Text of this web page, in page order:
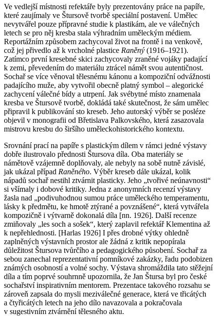
Ve vedlejší místnosti refektáře byly prezentovány práce na papíře,
které zaujímaly ve Štursově tvorbě speciální postavení. Umělec
nevytvářel pouze přípravné studie k plastikám, ale ve válečných
letech se pro něj kresba stala výhradním uměleckým médiem.
Reportážním způsobem zachycoval život na frontě i na venkově,
což jej přivedlo až k vrcholné plastice Raněný (1916–1921).
Zatímco první kresebné skici zachycovaly zraněné vojáky padající
k zemi, převedením do materiálu ztrácel námět svou autentičnost.
Sochař se více věnoval tělesnému kánonu a kompoziční odvážnosti
padajícího muže, aby vytvořil obecně platný symbol – alegorické
zachycení válečné bídy a utrpení. Jak svébytné místo znamenala
kresba ve Štursově tvorbě, dokládá také skutečnost, že sám umělec
připravil k publikování sto kreseb. Jeho autorský výběr se posléze
objevil v monografii od Břetislava Palkovského, která zasazovala
mistrovu kresbu do širšího uměleckohistorického kontextu.
Srovnání prací na papíře s plastickým dílem v rámci jedné výstavy
dobře ilustrovalo přednosti Štursova díla. Oba materiály se
námětově vzájemně doplňovaly, ale nebyly na sobě nutně závislé,
jak ukázal případ Raněného. Výběr kreseb dále ukázal, kolik
nápadů sochař nestihl ztvárnit plasticky. Jeho „tvořivé neúnavnosti“
si všímaly i dobové kritiky. Jedna z anonymních recenzí výstavy
žasla nad „podivuhodnou sumou práce uměleckého temperamentu,
lásky k předmětu, ke hmotě ztýrané a povznášené“, která vytvářela
kompozičně i výtvarně dokonalá díla [nn. 1926]. Další recenze
zmiňovaly „les soch a sošek“, který zaplavil refektář Klementina až
k nepřehlednosti. [Harlas 1926] I přes drobné výtky ohledně
zaplněných výstavních prostor ale žádná z kritik nepopírala
důležitost Štursova tvůrčího a pedagogického působení. Sochař za
sebou zanechal reprezentativní pomníkové zakázky, řadu podobizen
známých osobností a volné sochy. Výstava shromáždila tato stěžejní
díla a tím poprvé souhrnně upozornila, že Jan Štursa byl pro české
sochařství inspirativním mentorem. Prezentace takového rozsahu se
zároveň zapsala do mysli meziválečné generace, která ve třicátých
a čtyřicátých letech na jeho dílo navazovala a pokračovala
v sugestivním ztvárnění tělesného aktu.